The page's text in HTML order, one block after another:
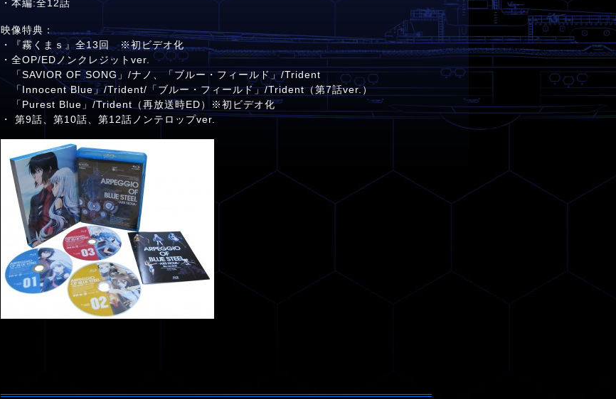
・本編:全12話
映像特典：
・『霧くまｓ』全13回 ※初ビデオ化
・全OP/EDノンクレジットver.
「SAVIOR OF SONG」/ナノ、「ブルー・フィールド」/Trident
「Innocent Blue」/Trident/「ブルー・フィールド」/Trident（第7話ver.）
「Purest Blue」/Trident（再放送時ED）※初ビデオ化
・ 第9話、第10話、第12話ノンテロップver.